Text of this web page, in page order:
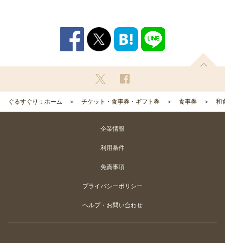
ぐるすぐり：ホーム チケット・食事券・ギフト券 食事券 和
企業情報
利用条件
免責事項
プライバシーポリシー
ヘルプ・お問い合わせ